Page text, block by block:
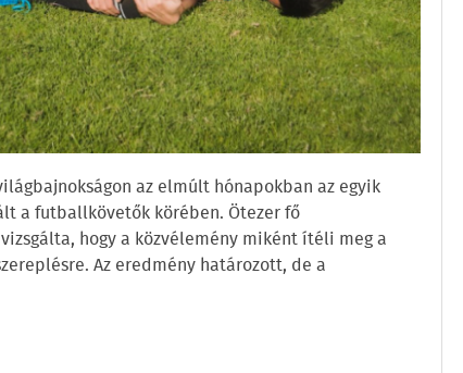
az elmúlt hónapokban az egyik
a futballkövetők körében. Ötezer fő
hogy a közvélemény miként ítéli meg a
Az eredmény határozott, de a